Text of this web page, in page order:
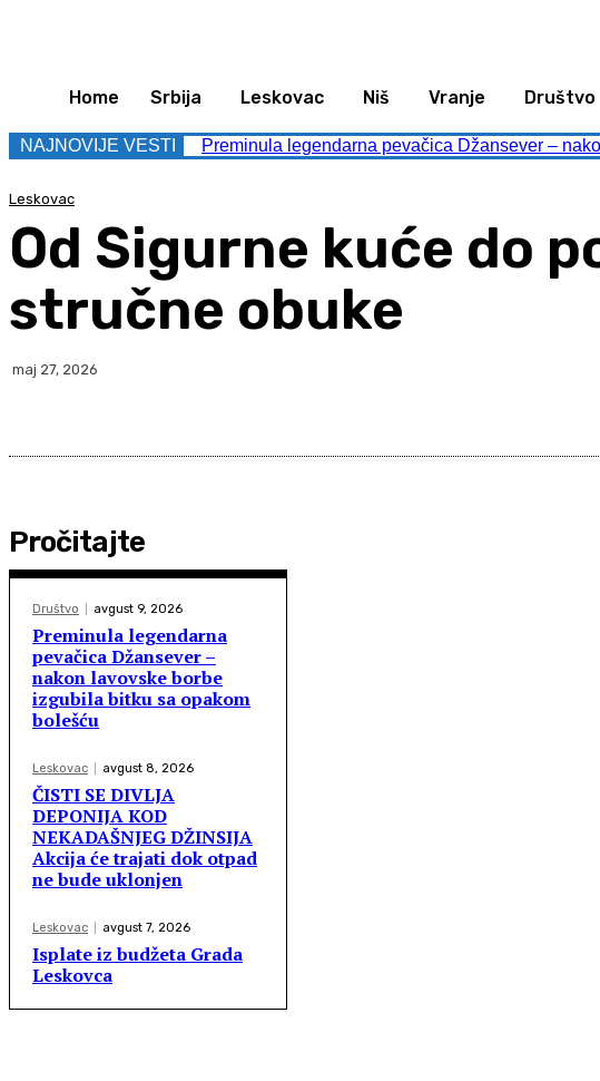
Home Srbija Leskovac Niš Vranje Društvo
NAJNOVIJE VESTI Preminula legendarna pevačica Džansever –
Leskovac
Od Sigurne kuće do
stručne obuke
maj 27, 2026
Pročitajte
Društvo avgust 9, 2026
Preminula legendarna
pevačica Džansever –
nakon lavovske borbe
izgubila bitku sa opakom
bolešću
Leskovac avgust 8, 2026
ČISTI SE DIVLJA
DEPONIJA KOD
NEKADAŠNJEG DŽINSIJA
Akcija će trajati dok otpad
ne bude uklonjen
Leskovac avgust 7, 2026
Isplate iz budžeta Grada
Leskovca